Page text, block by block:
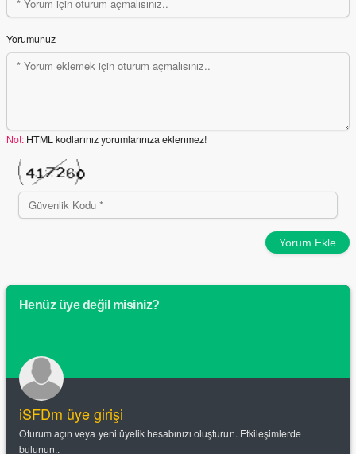
Yorumunuz
Not: HTML kodlarınız yorumlarınıza eklenmez!
Yorum Ekle
Henüz üye değil misiniz?
iSFDm üye girişi
Oturum açın veya yeni üyelik hesabınızı oluşturun. Etkileşimlerde
bulunun..